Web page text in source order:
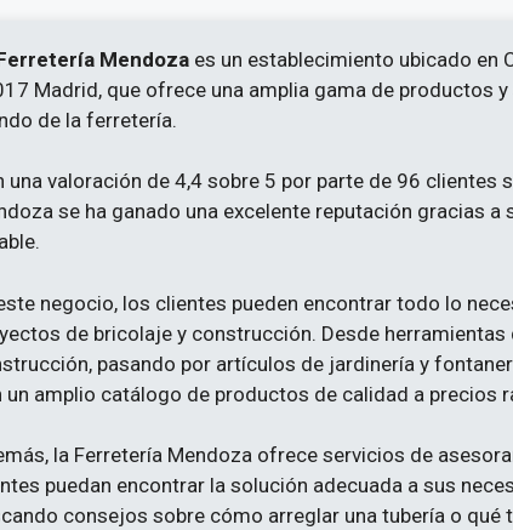
Mendozaes un establecimiento ubicado en
Madrid, que ofrece una amplia gama de productos
de la ferretería.
una valoración de 4,4 sobre 5 por parte de 96 clientes
se ha ganado una excelente reputación gracias
negocio, los clientes pueden encontrar todo lo
de bricolaje y construcción. Desde
pasando por artículos de jardinería y
un amplio catálogo de productos de calidad a precios
la Ferretería Mendoza ofrece servicios de
puedan encontrar la solución adecuada a sus
consejos sobre cómo arreglar una tubería o qué